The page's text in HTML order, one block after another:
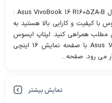
معرفی لپ تاپ 16 اینچی ایسوس مدل Asus VivoBook 16 R1605ZA-B :
با کیفیت و کارایی بالا هستید به
مطلب همراهی کنید. لپتاپ ایسوس
مدل Asus VivoBook 16 R1605ZA - M119 با صفحه نمایش 16 اینچی
می رود. صفحه...
نمایش بیشتر